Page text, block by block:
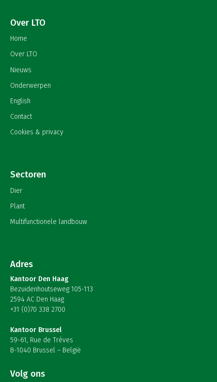
Over LTO
Home
Over LTO
Nieuws
Onderwerpen
English
Contact
Cookies & privacy
Sectoren
Dier
Plant
Multifunctionele landbouw
Adres
Kantoor Den Haag
Bezuidenhoutseweg 105-113
2594 AC Den Haag
+31 (0)70 338 2700
Kantoor Brussel
59-61, Rue de Trèves
B-1040 Brussel – België
Volg ons